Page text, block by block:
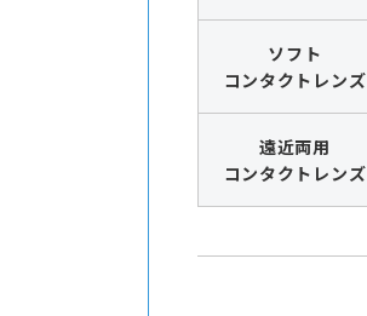
ソフト
コンタクトレンズ
遠近両用
コンタクトレンズ